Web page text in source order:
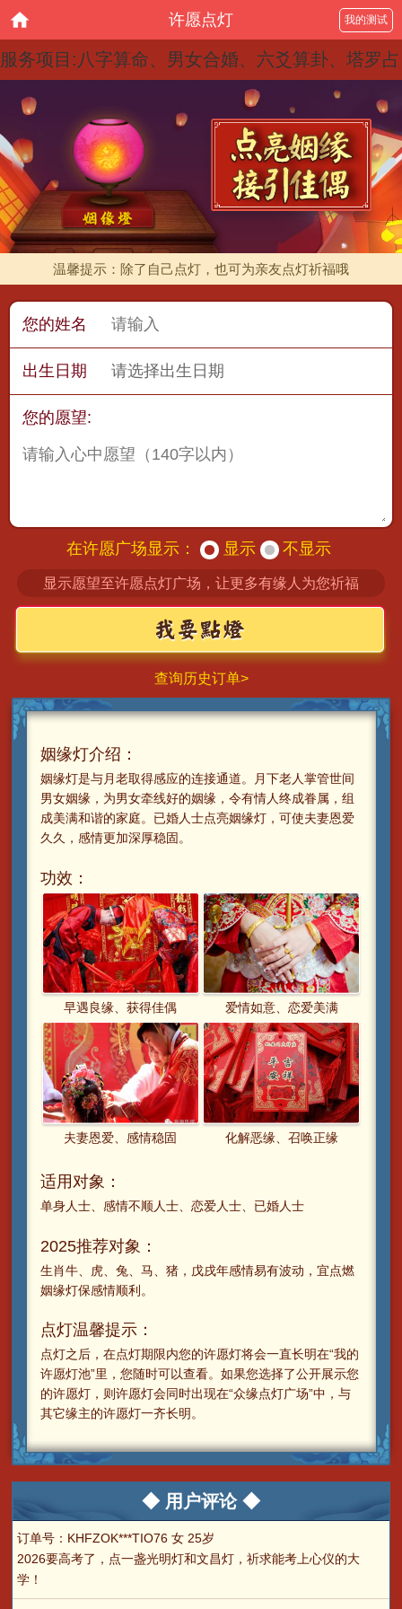
许愿点灯 我的测试
服务项目:八字算命、男女合婚、六爻算卦、塔罗占
卜、紫微斗数、宝宝起名、祈福点灯、今日黄历、
大师在线
温馨提示：除了自己点灯，也可为亲友点灯祈福哦
您的姓名
出生日期
您的愿望:
在许愿广场显示： 显示 不显示
显示愿望至许愿点灯广场，让更多有缘人为您祈福
查询历史订单>
姻缘灯介绍：
姻缘灯是与月老取得感应的连接通道。月下老人掌管世间
男女姻缘，为男女牵线好的姻缘，令有情人终成眷属，组
成美满和谐的家庭。已婚人士点亮姻缘灯，可使夫妻恩爱
久久，感情更加深厚稳固。
功效：
早遇良缘、获得佳偶 爱情如意、恋爱美满
夫妻恩爱、感情稳固 化解恶缘、召唤正缘
适用对象：
单身人士、感情不顺人士、恋爱人士、已婚人士
2025推荐对象：
生肖牛、虎、兔、马、猪，戊戌年感情易有波动，宜点燃
姻缘灯保感情顺利。
点灯温馨提示：
点灯之后，在点灯期限内您的许愿灯将会一直长明在“我的
许愿灯池”里，您随时可以查看。如果您选择了公开展示您
的许愿灯，则许愿灯会同时出现在“众缘点灯广场”中，与
其它缘主的许愿灯一齐长明。
◆ 用户评论 ◆
订单号：KHFZOK***TIO76 女 25岁
2026要高考了，点一盏光明灯和文昌灯，祈求能考上心仪的大
学！